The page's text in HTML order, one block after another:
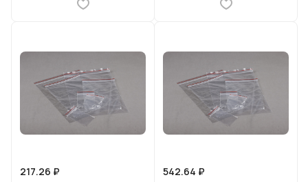
217.26 ₽
542.64 ₽